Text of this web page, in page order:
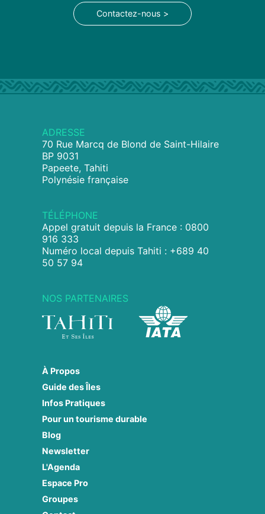
Contactez-nous >
ADRESSE
70 Rue Marcq de Blond de Saint-Hilaire
BP 9031
Papeete, Tahiti
Polynésie française
TÉLÉPHONE
Appel gratuit depuis la France : 0800
916 333
Numéro local depuis Tahiti : +689 40
50 57 94
NOS PARTENAIRES
À Propos
Guide des Îles
Infos Pratiques
Pour un tourisme durable
Blog
Newsletter
L'Agenda
Espace Pro
Groupes